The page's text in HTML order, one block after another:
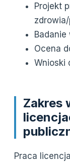
Projekt
Ocena
Wnioski
Zakres
Praca